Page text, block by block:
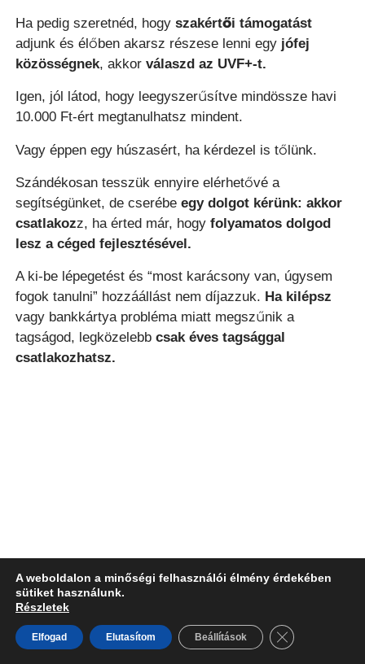
Ha pedig szeretnéd, hogy szakértői támogatást
adjunk és élőben akarsz részese lenni egy jófej
közösségnek, akkor válaszd az UVF+-t.
Igen, jól látod, hogy leegyszerűsítve mindössze havi
10.000 Ft-ért megtanulhatsz mindent.
Vagy éppen egy húszasért, ha kérdezel is tőlünk.
Szándékosan tesszük ennyire elérhetővé a
segítségünket, de cserébe egy dolgot kérünk: akkor
csatlakozz, ha érted már, hogy folyamatos dolgod
lesz a céged fejlesztésével.
A ki-be lépegetést és “most karácsony van, úgysem
fogok tanulni” hozzáállást nem díjazzuk. Ha kilépsz
vagy bankkártya probléma miatt megszűnik a
tagságod, legközelebb csak éves tagsággal
csatlakozhatsz.
A weboldalon a minőségi felhasználói élmény érdekében
sütiket használunk.
Részletek
Elfogad Elutasítom Beállítások Close GDPR